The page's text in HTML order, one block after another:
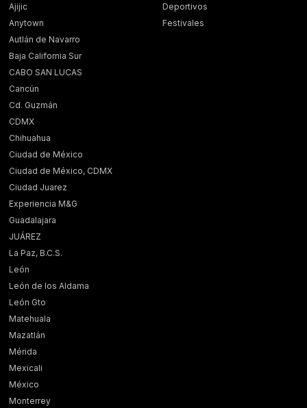
Ajijic
Anytown
Autlán de Navarro
Baja California Sur
CABO SAN LUCAS
Cancún
Cd. Guzmán
CDMX
Chihuahua
Ciudad de México
Ciudad de México, CDMX
Ciudad Juarez
Experiencia M&G
Guadalajara
JUÁREZ
La Paz, B.C.S.
León
León de los Aldama
León Gto
Matehuala
Mazatlán
Mérida
Mexicali
México
Monterrey
Deportivos
Festivales